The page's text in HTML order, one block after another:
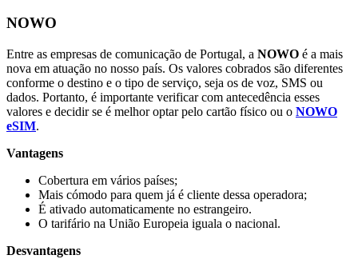
NOWO
Entre as empresas de comunicação de Portugal, a NOWO é a mais
nova em atuação no nosso país. Os valores cobrados são diferentes
conforme o destino e o tipo de serviço, seja os de voz, SMS ou
dados. Portanto, é importante verificar com antecedência esses
valores e decidir se é melhor optar pelo cartão físico ou o NOWO
eSIM.
Vantagens
Cobertura em vários países;
Mais cómodo para quem já é cliente dessa operadora;
É ativado automaticamente no estrangeiro.
O tarifário na União Europeia iguala o nacional.
Desvantagens